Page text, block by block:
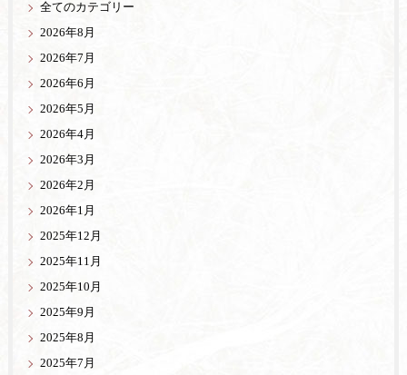
全てのカテゴリー
2026年8月
2026年7月
2026年6月
2026年5月
2026年4月
2026年3月
2026年2月
2026年1月
2025年12月
2025年11月
2025年10月
2025年9月
2025年8月
2025年7月